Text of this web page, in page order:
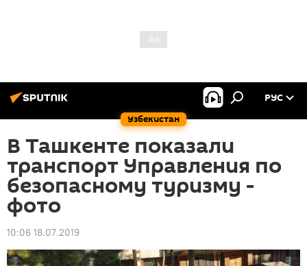
Узбекистан
РУС
В Ташкенте показали
транспорт Управления по
безопасному туризму -
фото
10:06 18.07.2019